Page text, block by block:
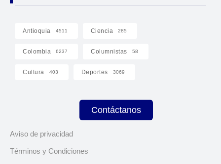
Antioquia 4511 Ciencia 285
Colombia 6237 Columnistas 58
Cultura 403 Deportes 3069
Contáctanos
Aviso de privacidad
Términos y Condiciones